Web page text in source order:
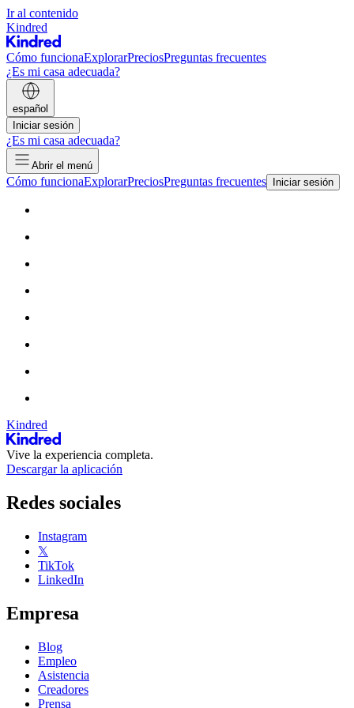
Ir al contenido
Kindred
Cómo funcionaExplorarPreciosPreguntas frecuentes
¿Es mi casa adecuada?
español
Iniciar sesión
¿Es mi casa adecuada?
Abrir el menú
Cómo funcionaExplorarPreciosPreguntas frecuentes Iniciar sesión
Kindred
Vive la experiencia completa.
Descargar la aplicación
Redes sociales
Instagram
𝕏
TikTok
LinkedIn
Empresa
Blog
Empleo
Asistencia
Creadores
Prensa